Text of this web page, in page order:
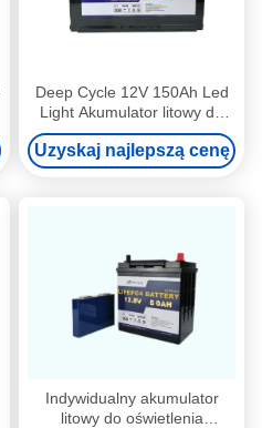
Deep Cycle 12V 150Ah Led
Light Akumulator litowy do
oświetlenia ulicznego RV
Uzyskaj najlepszą cenę
Indywidualny akumulator
litowy do oświetlenia